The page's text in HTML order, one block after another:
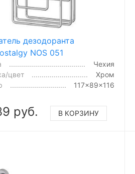
дезодоранта
NOS 051
Чехия
цвет
Хром
117x89x116
руб. В КОРЗИНУ